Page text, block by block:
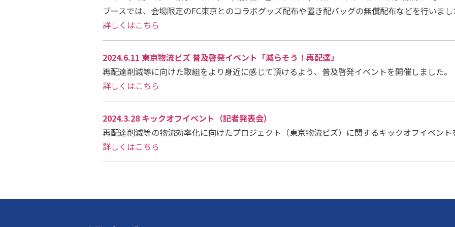
ブースでは、会場限定のFC東京とのコラボグッズ配布や置き配バッグの無償配布などを行いまし
詳しくはこちら
2024.6.11 東京物流ビズ 普及啓発イベント「減らそう！再配達」
再配達削減等に向けた取組をより身近に感じて頂けるよう、普及啓発イベントを開催しました。
詳しくはこちら
2024.3.28 キックオフイベント（記者発表会）
再配達削減等の物流効率化に向けたプロジェクト（東京物流ビズ）に関するキックオフイベント
詳しくはこちら